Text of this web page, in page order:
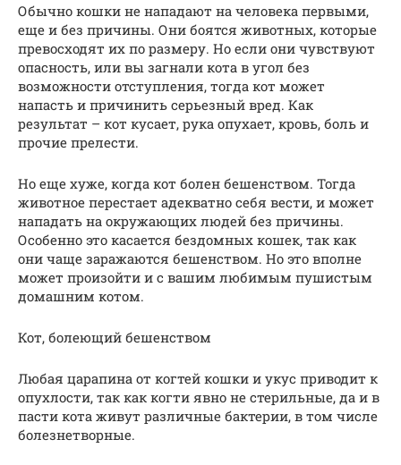
Обычно кошки не нападают на человека первыми,
еще и без причины. Они боятся животных, которые
превосходят их по размеру. Но если они чувствуют
опасность, или вы загнали кота в угол без
возможности отступления, тогда кот может
напасть и причинить серьезный вред. Как
результат – кот кусает, рука опухает, кровь, боль и
прочие прелести.
Но еще хуже, когда кот болен бешенством. Тогда
животное перестает адекватно себя вести, и может
нападать на окружающих людей без причины.
Особенно это касается бездомных кошек, так как
они чаще заражаются бешенством. Но это вполне
может произойти и с вашим любимым пушистым
домашним котом.
Кот, болеющий бешенством
Любая царапина от когтей кошки и укус приводит к
опухлости, так как когти явно не стерильные, да и в
пасти кота живут различные бактерии, в том числе
болезнетворные.